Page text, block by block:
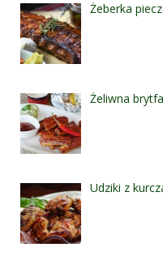
Żeberka
Żeliwna
Udziki z